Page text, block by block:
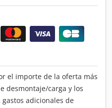
el importe de la oferta más
desmontaje/carga y los
adicionales de